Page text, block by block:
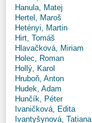
Hanula, Matej
Hertel, Maroš
Hetényi, Martin
Hirt, Tomáš
Hlavačková, Miriam
Holec, Roman
Hollý, Karol
Hruboň, Anton
Hudek, Adam
Hunčík, Péter
Ivaničková, Edita
Ivantyšynová, Tatiana